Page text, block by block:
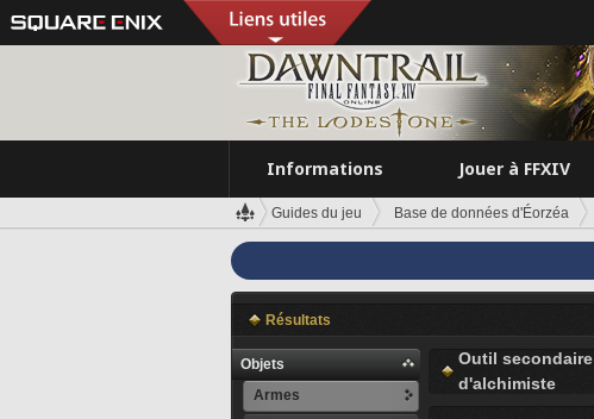
Informations Jouer à FFXIV
Guides du jeu Base de données d'Éorzéa
Résultats
Objets
Armes
Outil secondaire
d'alchimiste